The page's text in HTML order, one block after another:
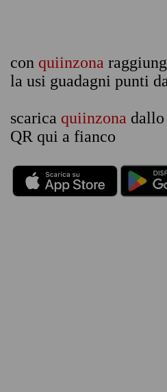
con quiinzona
la usi guadagni punti
scarica quiinzona dallo
QR qui a fianco